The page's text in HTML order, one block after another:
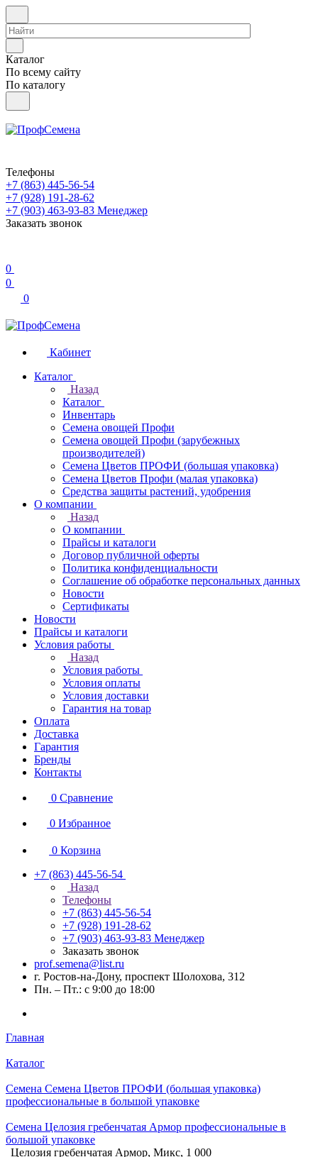
Каталог
По всему сайту
По каталогу
Телефоны
+7 (863) 445-56-54
+7 (928) 191-28-62
+7 (903) 463-93-83 Менеджер
Заказать звонок
0
0
0
Кабинет
Каталог
Назад
Каталог
Инвентарь
Семена овощей Профи
Семена овощей Профи (зарубежных
производителей)
Семена Цветов ПРОФИ (большая упаковка)
Семена Цветов Профи (малая упаковка)
Средства защиты растений, удобрения
О компании
Назад
О компании
Прайсы и каталоги
Договор публичной оферты
Политика конфиденциальности
Соглашение об обработке персональных данных
Новости
Сертификаты
Новости
Прайсы и каталоги
Условия работы
Назад
Условия работы
Условия оплаты
Условия доставки
Гарантия на товар
Оплата
Доставка
Гарантия
Бренды
Контакты
0 Сравнение
0 Избранное
0 Корзина
+7 (863) 445-56-54
Назад
Телефоны
+7 (863) 445-56-54
+7 (928) 191-28-62
+7 (903) 463-93-83 Менеджер
Заказать звонок
prof.semena@list.ru
г. Ростов-на-Дону, проспект Шолохова, 312
Пн. – Пт.: с 9:00 до 18:00
Главная
Каталог
Семена Семена Цветов ПРОФИ (большая упаковка)
профессиональные в большой упаковке
Семена Целозия гребенчатая Армор профессиональные в
большой упаковке
Целозия гребенчатая Армор, Микс, 1 000